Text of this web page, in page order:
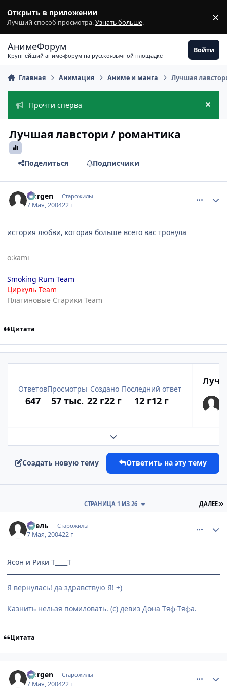
Открыть в приложении
Лучший способ просмотра.Узнать больше. ×
АнимеФорум
Крупнейший аниме-форум на русскоязычной площадке
Войти
Главная Анимация Аниме и манга Лучшая
Прочти сперва
Лучшая лавстори / романтика
Поделиться Подписчики
Norgen Старожилы
7 Мая, 200422 г
история любви, которая больше всего вас тронула
o:kami
Smoking Rum Team
Циркуль Team
Платиновые Старики Team
Цитата
Ответов
647
Просмотры
57 тыс.
Создано
22 г22 г
Последний ответ
12 г12 г
Развернуть обзор темы
Создать новую тему Ответить на эту тему
ДАЛЕЕ
СТРАНИЦА 1 ИЗ 26
Асель Старожилы
7 Мая, 200422 г
Ясон и Рики T____T
Я вернулась! да здравствую Я! +)
Казнить нельзя помиловать. (с) девиз Дона Тяф-Тяфа.
Цитата
Norgen Старожилы
7 Мая, 200422 г